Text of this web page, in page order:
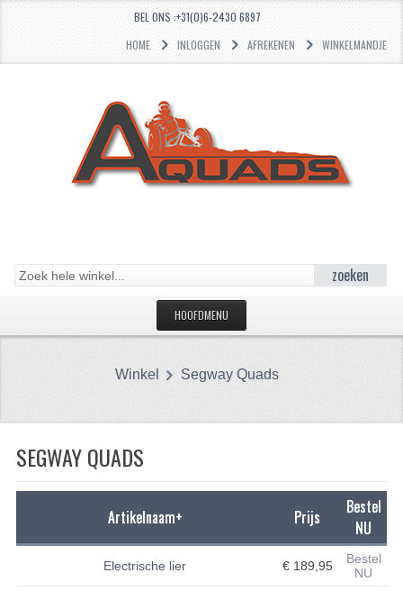
BEL ONS :+31(0)6-2430 6897
HOME
INLOGGEN AFREKENEN WINKELMANDJE
zoeken
HOOFDMENU
CFMOTO 500-5
CFMOTO 500-A/2A / GOES 520
LAGERS
Winkel Segway Quads
SEGWAY QUADS
Artikelnaam+ Prijs
Bestel
NU
Electrische lier € 189,95
Bestel
NU